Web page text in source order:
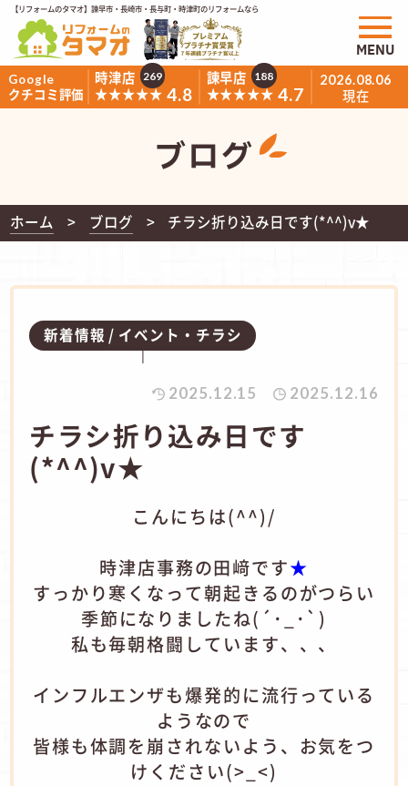
【リフォームのタマオ】諫早市・長崎市・長与町・時津町のリフォームなら
Google
クチコミ評価
時津店
★★★★★ 4.8
269
諫早店
★★★★★ 4.7
188 2026.08.06
現在
MENU
ブログ
ホーム ブログ チラシ折り込み日です(*^^)v★
新着情報 イベント・チラシ
2025.12.15 2025.12.16
チラシ折り込み日です
(*^^)v★
こんにちは(^^)/
時津店事務の田﨑です★
すっかり寒くなって朝起きるのがつらい
季節になりましたね(´･_･`)
私も毎朝格闘しています、、、
インフルエンザも爆発的に流行っている
ようなので
皆様も体調を崩されないよう、お気をつ
けください(>_<)